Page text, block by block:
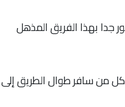
جدا بهذا الفريق المذهل
كل من سافر طوال الطريق إلى